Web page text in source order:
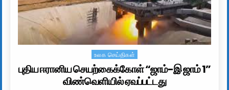
Posted in
உலக செய்திகள்
புதிய ஈரானிய செயற்கைக்கோள் “ஜாம்-இ ஜாம் 1”
விண்வெளியில் ஏவப்பட்டது